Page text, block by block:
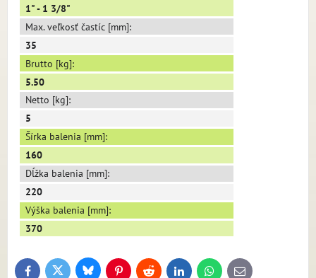
1" - 1 3/8"
Max. veľkosť častíc [mm]:
35
Brutto [kg]:
5.50
Netto [kg]:
5
Šírka balenia [mm]:
160
Dĺžka balenia [mm]:
220
Výška balenia [mm]:
370
FacebookTwitter BlueskyPinterestReddit LinkedInWhatsApp
E-